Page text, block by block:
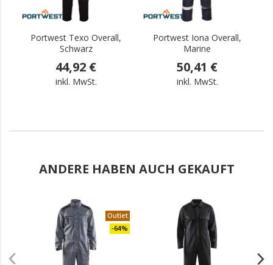
Portwest Texo Overall,
Schwarz
44,92 €
inkl. MwSt.
Portwest Iona Overall,
Marine
50,41 €
inkl. MwSt.
ANDERE HABEN AUCH GEKAUFT
Outlet
-64%